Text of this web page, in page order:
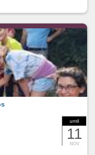
until
11
NOV